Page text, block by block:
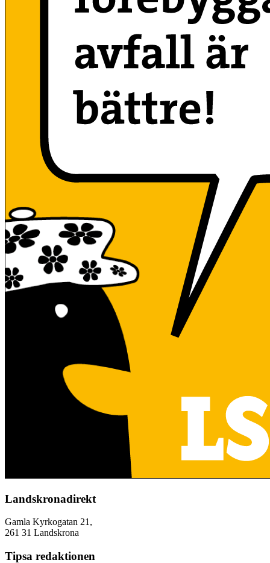
Landskronadirekt
Gamla Kyrkogatan 21,
261 31 Landskrona
Tipsa redaktionen